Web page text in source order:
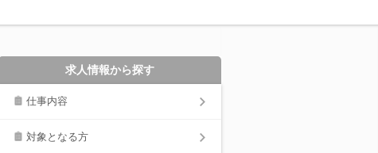
求人情報から探す
仕事内容
対象となる方